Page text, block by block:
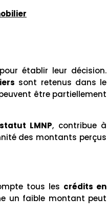
pour établir leur décision.
sont retenus dans le
être partiellement
LMNP, contribue à
des montants perçus
tous les crédits en
un faible montant peut